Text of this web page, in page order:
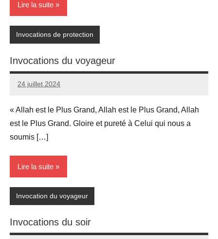
Lire la suite
Invocations de protection
Invocations du voyageur
24 juillet 2024
prieres
1
« Allah est le Plus Grand, Allah est le Plus Grand, Allah
est le Plus Grand. Gloire et pureté à Celui qui nous a
soumis […]
Lire la suite
Invocation du voyageur
Invocations du soir